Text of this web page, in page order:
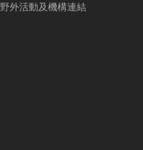
野外活動及機構連結